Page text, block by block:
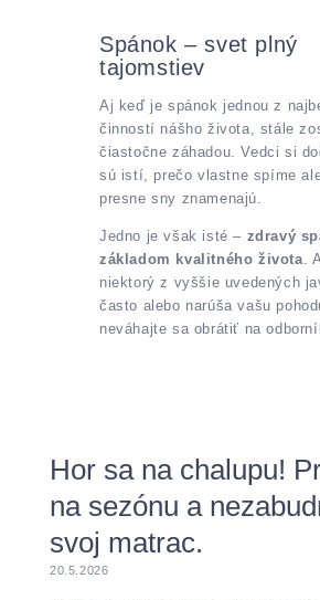
Spánok – svet plný
tajomstiev
Aj keď je spánok jednou z
činností nášho života, stále
čiastočne záhadou. Vedci si
sú istí, prečo vlastne spíme
presne sny znamenajú.
Jedno je však isté – zdravý
základom kvalitného života .
niektorý z vyššie uvedených
často alebo narúša vašu
neváhajte sa obrátiť na
Hor sa na chalupu!
na sezónu a
svoj matrac.
20.5.2026